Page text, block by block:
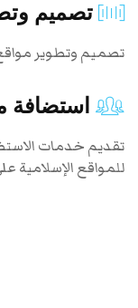
تصميم
تصميم وتطوير مواقع
استضافة
تقديم خدمات
للمواقع